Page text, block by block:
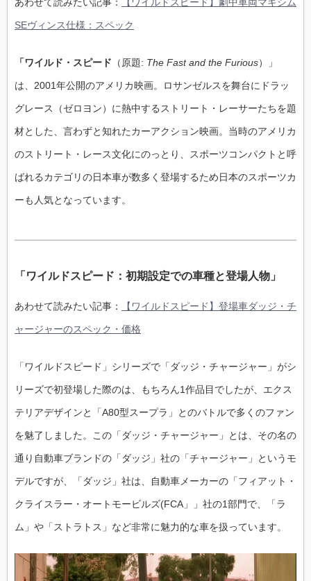
SEヴィンス仕様：スペック
「ワイルド・スピード （原題: The Fast and the Furious）」
は、2001年公開のアメリカ映画。ロサンゼルスを舞台にドラッ
グレース（ゼロヨン）に熱中するストリート・レーサーたちを題
材とした、言わずと知れたカーアクション映画。当時のアメリカ
のストリート・レース文化にのっとり、スポーツコンパクトと呼
ばれるカテゴリの日本車が数多く登場するため日本のスポーツカ
ーも人気となっています。
「ワイルドスピード：初期設定での車種と登場人物」
あわせて読みたい記事： 【ワイルドスピード】登場車ダッジ・チ
ャージャーのスペック・価格
「ワイルドスピード」シリーズで「ダッジ・チャージャー」がシ
リーズで初登場した際のは、もちろん1作品目でしたが、エクス
テリアデザインと「A80型スープラ」とのバトルで多くのファン
を魅了しました。この「ダッジ・チャージャー」とは、その名の
通り自動車ブランドの「ダッジ」社の「チャージャー」というモ
デルですが、「ダッジ」社は、自動車メーカーの「フィアット・
クライスラー・オートモービルズ(FCA」」社の1部門で、「ラ
ム」や「ストラトス」など非常に魅力的な車を扱っています。